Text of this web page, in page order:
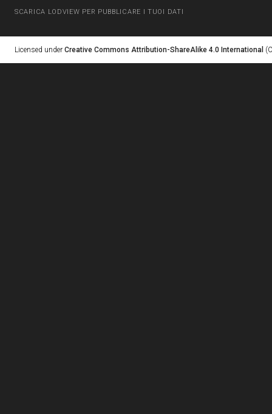
SCARICA LODVIEW PER PUBBLICARE I TUOI DATI
Licensed under Creative Commons Attribution-ShareAlike 4.0 International